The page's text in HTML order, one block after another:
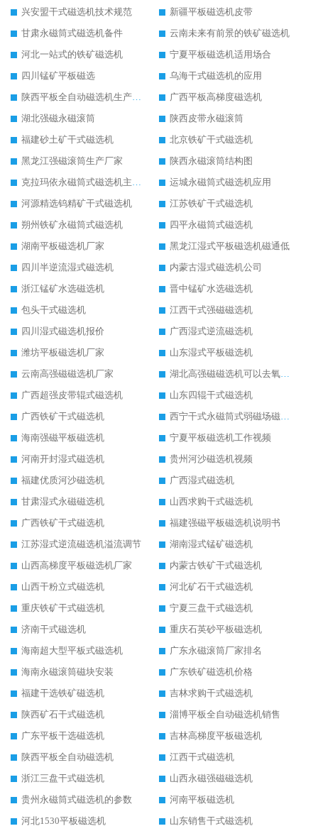
兴安盟干式磁选机技术规范
新疆平板磁选机皮带
甘肃永磁筒式磁选机备件
云南未来有前景的铁矿磁选机
河北一站式的铁矿磁选机
宁夏平板磁选机适用场合
四川锰矿平板磁选
乌海干式磁选机的应用
陕西平板全自动磁选机生产厂家
广西平板高梯度磁选机
湖北强磁永磁滚筒
陕西皮带永磁滚筒
福建砂土矿干式磁选机
北京铁矿干式磁选机
黑龙江强磁滚筒生产厂家
陕西永磁滚筒结构图
克拉玛依永磁筒式磁选机主要技术参数
运城永磁筒式磁选机应用
河源精选钨精矿干式磁选机
江苏铁矿干式磁选机
朔州铁矿永磁筒式磁选机
四平永磁筒式磁选机
湖南平板磁选机厂家
黑龙江湿式平板磁选机磁通低
四川半逆流湿式磁选机
内蒙古湿式磁选机公司
浙江锰矿水选磁选机
晋中锰矿水选磁选机
包头干式磁选机
江西干式强磁磁选机
四川湿式磁选机报价
广西湿式逆流磁选机
潍坊平板磁选机厂家
山东湿式平板磁选机
云南高强磁磁选机厂家
湖北高强磁磁选机可以去氧化铝
广西超强皮带辊式磁选机
山东四辊干式磁选机
广西铁矿干式磁选机
西宁干式永磁筒式弱磁场磁选机结构图
海南强磁平板磁选机
宁夏平板磁选机工作视频
河南开封湿式磁选机
贵州河沙磁选机视频
福建优质河沙磁选机
广西湿式磁选机
甘肃湿式永磁磁选机
山西求购干式磁选机
广西铁矿干式磁选机
福建强磁平板磁选机说明书
江苏湿式逆流磁选机溢流调节
湖南湿式锰矿磁选机
山西高梯度平板磁选机厂家
内蒙古铁矿干式磁选机
山西干粉立式磁选机
河北矿石干式磁选机
重庆铁矿干式磁选机
宁夏三盘干式磁选机
济南干式磁选机
重庆石英砂平板磁选机
海南超大型平板式磁选机
广东永磁滚筒厂家排名
海南永磁滚筒磁块安装
广东铁矿磁选机价格
福建干选铁矿磁选机
吉林求购干式磁选机
陕西矿石干式磁选机
淄博平板全自动磁选机销售
广东平板干选磁选机
吉林高梯度平板磁选机
陕西平板全自动磁选机
江西干式磁选机
浙江三盘干式磁选机
山西永磁强磁磁选机
贵州永磁筒式磁选机的参数
河南平板磁选机
河北1530平板磁选机
山东销售干式磁选机